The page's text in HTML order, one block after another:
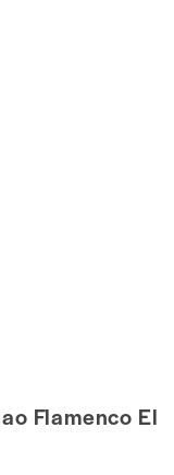
Flamenco El